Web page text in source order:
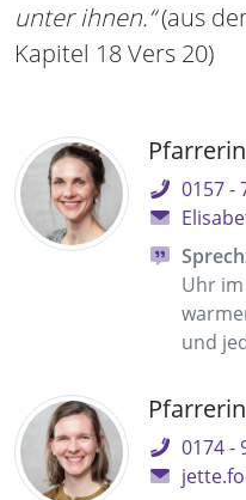
unter ihnen.“(aus
Kapitel 18 Vers 20)
0157 -
Uhr
und
0174 -